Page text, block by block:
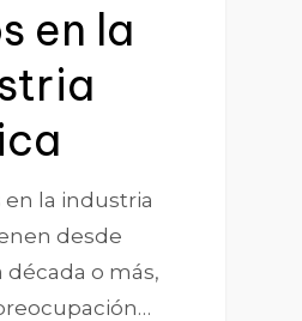
en la
en la industria
desde
década o más,